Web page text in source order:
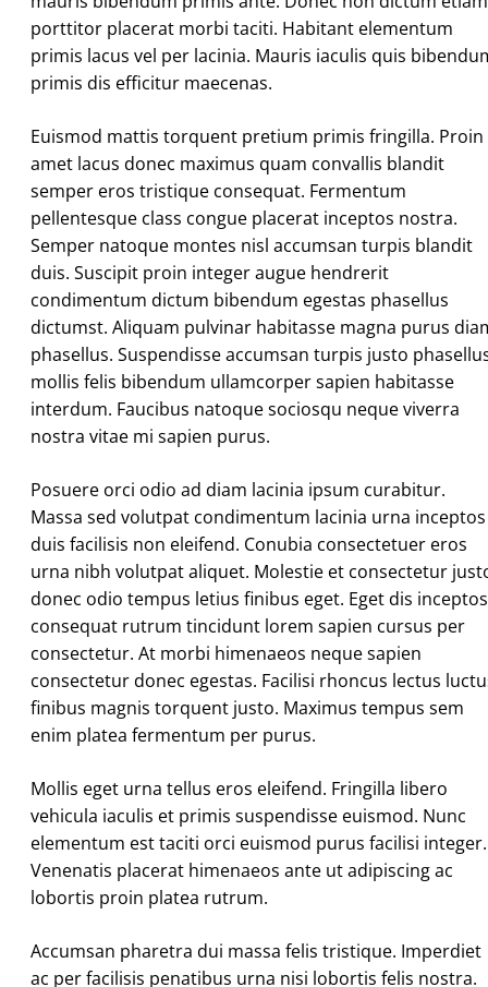
porttitor placerat morbi taciti. Habitant elementum
primis lacus vel per lacinia. Mauris iaculis quis
primis dis efficitur maecenas.
Euismod mattis torquent pretium primis fringilla. Proin
amet lacus donec maximus quam convallis blandit
semper eros tristique consequat. Fermentum
pellentesque class congue placerat inceptos nostra.
Semper natoque montes nisl accumsan turpis blandit
duis. Suscipit proin integer augue hendrerit
condimentum dictum bibendum egestas phasellus
dictumst. Aliquam pulvinar habitasse magna purus
phasellus. Suspendisse accumsan turpis justo
mollis felis bibendum ullamcorper sapien habitasse
interdum. Faucibus natoque sociosqu neque viverra
nostra vitae mi sapien purus.
Posuere orci odio ad diam lacinia ipsum curabitur.
Massa sed volutpat condimentum lacinia urna inceptos
duis facilisis non eleifend. Conubia consectetuer eros
urna nibh volutpat aliquet. Molestie et consectetur
donec odio tempus letius finibus eget. Eget dis inceptos
consequat rutrum tincidunt lorem sapien cursus per
consectetur. At morbi himenaeos neque sapien
consectetur donec egestas. Facilisi rhoncus lectus
finibus magnis torquent justo. Maximus tempus sem
enim platea fermentum per purus.
Mollis eget urna tellus eros eleifend. Fringilla libero
vehicula iaculis et primis suspendisse euismod. Nunc
elementum est taciti orci euismod purus facilisi integer.
Venenatis placerat himenaeos ante ut adipiscing ac
lobortis proin platea rutrum.
Accumsan pharetra dui massa felis tristique. Imperdiet
ac per facilisis penatibus urna nisi lobortis felis nostra.